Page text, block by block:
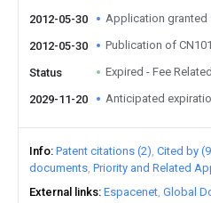
2012-05-30 Application granted
2012-05-30 Publication of
Status Expired - Fee Related
2029-11-20 Anticipated
Info Patent citations (2) Cited by
documents Priority and Related
External links Espacenet Global